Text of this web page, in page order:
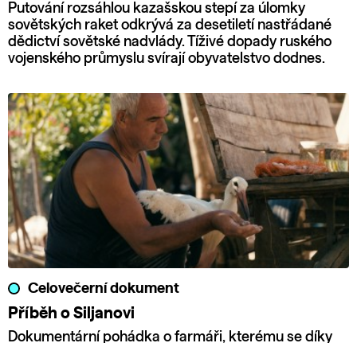
Putování rozsáhlou kazašskou stepí za úlomky
sovětských raket odkrývá za desetiletí nastřádané
dědictví sovětské nadvlády. Tíživé dopady ruského
vojenského průmyslu svírají obyvatelstvo dodnes.
Celovečerní dokument
Příběh o Siljanovi
Dokumentární pohádka o farmáři, kterému se díky